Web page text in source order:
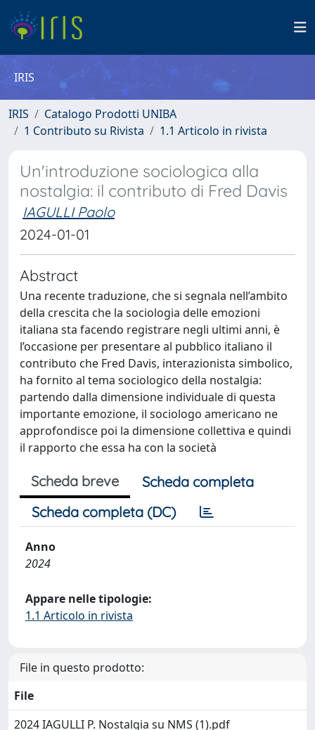
IRIS
IRIS
Catalogo Prodotti UNIBA
1 Contributo su Rivista
1.1 Articolo in rivista
Un'introduzione sociologica alla
nostalgia: il contributo di Fred Davis
IAGULLI Paolo
2024-01-01
Abstract
Una recente traduzione, che si segnala nell’ambito
della crescita che la sociologia delle emozioni
italiana sta facendo registrare negli ultimi anni, è
l’occasione per presentare al pubblico italiano il
contributo che Fred Davis, interazionista simbolico,
ha fornito al tema sociologico della nostalgia:
partendo dalla dimensione individuale di questa
importante emozione, il sociologo americano ne
approfondisce poi la dimensione collettiva e quindi
il rapporto che essa ha con la società
Scheda breve
Scheda completa
Scheda completa (DC)
Anno
2024
Appare nelle tipologie:
1.1 Articolo in rivista
File in questo prodotto:
File
2024 IAGULLI P. Nostalgia su NMS (1).pdf